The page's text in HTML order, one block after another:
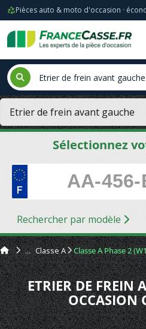
Pièces auto & moto d'occasion ·
Sélectionnez
Rechercher par modèle
Classe A Classe A Phase 2
ETRIER DE FREIN
OCCASION